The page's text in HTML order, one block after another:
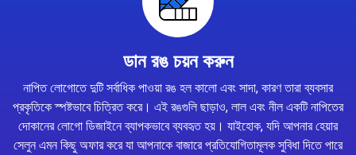
ডান রঙ চয়ন করুন
নাপিত লোগোতে দুটি সর্বাধিক পাওয়া রঙ হল কালো এবং সাদা, কারণ তারা ব্যবসার
প্রকৃতিকে স্পষ্টভাবে চিত্রিত করে। এই রঙগুলি ছাড়াও, লাল এবং নীল একটি নাপিতের
দোকানের লোগো ডিজাইনে ব্যাপকভাবে ব্যবহৃত হয়। যাইহোক, যদি আপনার হেয়ার
সেলুন এমন কিছু অফার করে যা আপনাকে বাজারে প্রতিযোগিতামূলক সুবিধা দিতে পারে